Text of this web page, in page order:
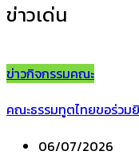
ข่าวเด่น
ข่าวกิจกรรมคณะ
คณะธรรมทูตไทยขอร่วม
06/07/2026